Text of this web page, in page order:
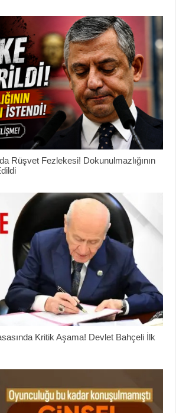
Rüşvet Fezlekesi! Dokunulmazlığının
Kritik Aşama! Devlet Bahçeli İlk